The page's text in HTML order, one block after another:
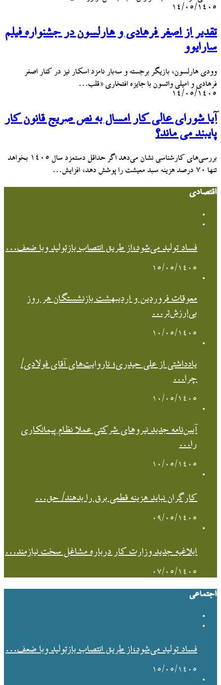
۱۴/۰۵/۱۴۰۵
تقدیر از اصغر فرهادی و هارلسون در جشنواره فیلم
سارایوو
وودی هارلسون، بازیگر برجسته و سه‌بار نامزد اسکار نیز در کنار اصغر
فرهادی و امیلی واتسون با جایزه افتخاری «قلب…
۱۴/۰۵/۱۴۰۵
آیا شورای عالی کار امسال به نص صریح قانون کار
پایبند می ماند؟
بررسی‌های کارشناسی نشان می‌دهد اگر حداقل دستمزد سال ۱۴۰۵ بخواهد
تنها ۷۰ درصد هزینه سبد معیشت را پوشش دهد، افزایش…
اقتصادی
فساد تولید می‌شود،از طریق انتصاب بازتولید وبا ضعف…
۱۵/۰۵/۱۴۰۵
معوقات فروردین و اردیبهشت بازنشستگان هر روز
بی‌ارزش‌تر…
۱۰/۰۵/۱۴۰۵
یادداشتی از علی حیدری؛ ناروایت‌های آقای فولادی/
چرا…
۱۰/۰۵/۱۴۰۵
آیین‌نامه جدید نیروهای شرکتی عملا نظام پیمانکاری
را…
۱۰/۰۵/۱۴۰۵
کارگران نباید هزینه قطعی برق را بدهند/ حق…
۰۹/۰۵/۱۴۰۵
ابلاغیه جدید وزارت کار درباره مشاغل سخت نیازمند…
۰۷/۰۵/۱۴۰۵
اجتماعی
فساد تولید می‌شود،از طریق انتصاب بازتولید وبا ضعف…
۱۵/۰۵/۱۴۰۵